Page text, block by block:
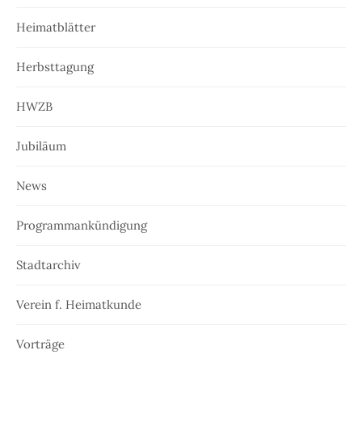
Heimatblätter
Herbsttagung
HWZB
Jubiläum
News
Programmankündigung
Stadtarchiv
Verein f. Heimatkunde
Vorträge